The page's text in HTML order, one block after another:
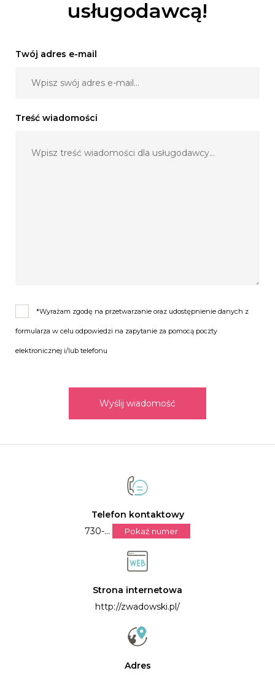
usługodawcą!
Twój adres e-mail
Treść wiadomości
*Wyrażam zgodę na przetwarzanie oraz udostępnienie danych z
formularza w celu odpowiedzi na zapytanie za pomocą poczty
elektronicznej i/lub telefonu
Wyślij wiadomość
Telefon kontaktowy
730-...
Pokaż numer
Strona internetowa
http://zwadowski.pl/
Adres